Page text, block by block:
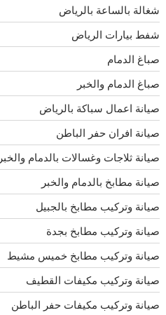
شغالة بالساعة بالرياض
شفط بيارات الرياض
صباغ الدمام
صباغ الدمام والخبر
صيانة اعمال سباكة بالرياض
صيانة افران حفر الباطن
صيانة ثلاجات وغسالات بالدمام والخبر
صيانة مطابخ بالدمام والخبر
صيانة وتركيب مطابخ بالجبيل
صيانة وتركيب مطابخ بجدة
صيانة وتركيب مطابخ خميس مشيط
صيانة وتركيب مكيفات القطيف
صيانة وتركيب مكيفات حفر الباطن